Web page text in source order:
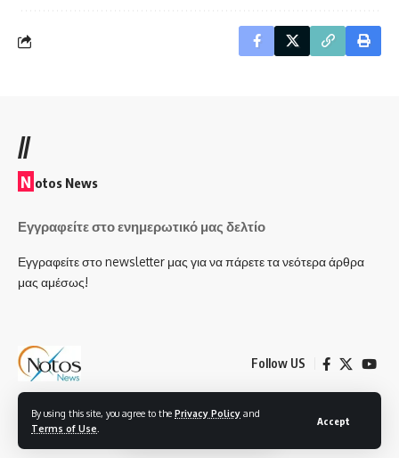
By using this site, you agree to the Privacy Policy and
Terms of Use
Accept
//
N otos News
Εγγραφείτε στο ενημερωτικό μας δελτίο
Εγγραφείτε στο newsletter μας για να πάρετε τα νεότερα άρθρα
μας αμέσως!
Follow US
© 2025, Notos News All Rights Reserved - Created by Smartech Plus IT &